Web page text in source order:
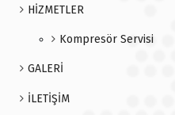
HİZMETLER
Kompresör Servisi
GALERİ
İLETİŞİM